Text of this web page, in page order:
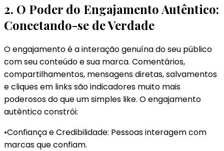
2. O Poder do Engajamento Autêntico:
Conectando-se de Verdade
O engajamento é a interação genuína do seu público
com seu conteúdo e sua marca. Comentários,
compartilhamentos, mensagens diretas, salvamentos
e cliques em links são indicadores muito mais
poderosos do que um simples like. O engajamento
autêntico constrói:
•Confiança e Credibilidade: Pessoas interagem com
marcas que confiam.